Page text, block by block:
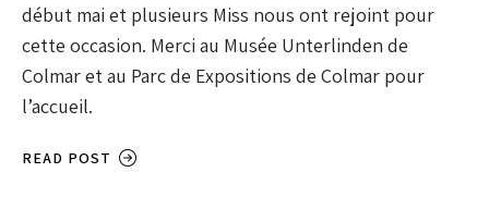
début mai et plusieurs Miss nous ont rejoint pour
cette occasion. Merci au Musée Unterlinden de
Colmar et au Parc de Expositions de Colmar pour
l’accueil.
READ POST